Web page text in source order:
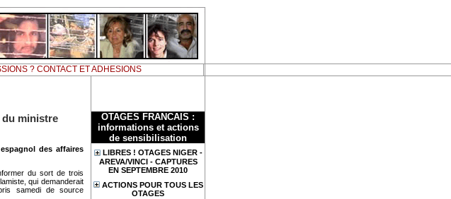
? CONTACT ET ADHESIONS
OTAGES FRANCAIS :
informations et actions
de sensibilisation
LIBRES ! OTAGES NIGER -
AREVA/VINCI - CAPTURES
EN SEPTEMBRE 2010
ACTIONS POUR TOUS LES
OTAGES
du ministre
des affaires
du sort de trois
qui demanderait
samedi de source